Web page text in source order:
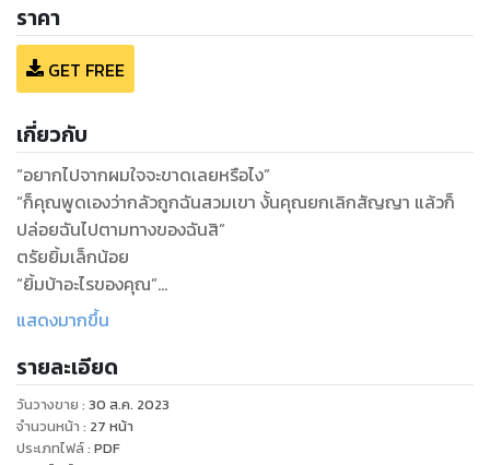
ราคา
GET FREE
เกี่ยวกับ
“อยากไปจากผมใจจะขาดเลยหรือไง”
“ก็คุณพูดเองว่ากลัวถูกฉันสวมเขา งั้นคุณยกเลิกสัญญา แล้วก็
ปล่อยฉันไปตามทางของฉันสิ”
ตรัยยิ้มเล็กน้อย
“ยิ้มบ้าอะไรของคุณ”
“สงสัยคุณอยากไปจากผมมากๆ แน่ ถามจริงเถอะ เกือบปีที่เรามี
“ฉะ...ฉันไม่เคยรู้สึกอะไรกับคุณ” ว่านรักตอบแบบอึกอัก ซ้ำยังไม่
ยอมสบตากับคนตัวโต
“ผิดกับผมนะ ที่นับวันยิ่งหลงคุณ”
แสดงมากขึ้น
รายละเอียด
วันวางขาย : 30 ส.ค. 2023
จำนวนหน้า : 27 หน้า
ประเภทไฟล์: PDF